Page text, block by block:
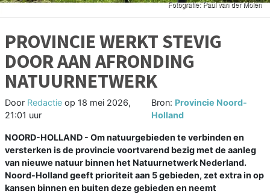
PROVINCIE WERKT STEVIG
DOOR AAN AFRONDING
NATUURNETWERK
Door Redactie op 18 mei 2026,
21:01 uur
Bron: Provincie Noord-
Holland
NOORD-HOLLAND - Om natuurgebieden te verbinden en
versterken is de provincie voortvarend bezig met de aanleg
van nieuwe natuur binnen het Natuurnetwerk Nederland.
Noord-Holland geeft prioriteit aan 5 gebieden, zet extra in op
kansen binnen en buiten deze gebieden en neemt